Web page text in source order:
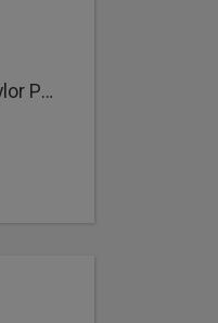
Kajak wyprawowy Sevylor POINTER K2 - używany tylko raz +para składanych wioseł